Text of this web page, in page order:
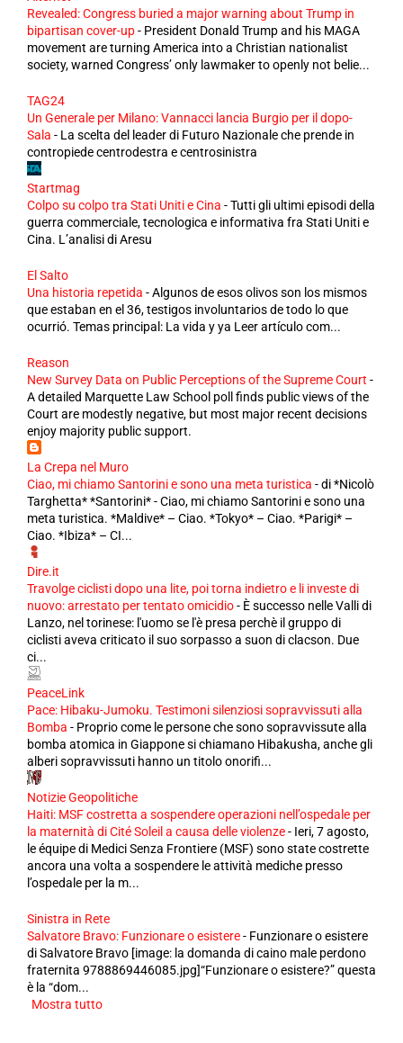
Revealed: Congress buried a major warning about Trump in
bipartisan cover-up- President Donald Trump and his MAGA
movement are turning America into a Christian nationalist
society, warned Congress’ only lawmaker to openly not belie...
TAG24
Un Generale per Milano: Vannacci lancia Burgio per il dopo-
Sala - La scelta del leader di Futuro Nazionale che prende in
contropiede centrodestra e centrosinistra
Startmag
Colpo su colpo tra Stati Uniti e Cina -Tutti gli ultimi episodi della
guerra commerciale, tecnologica e informativa fra Stati Uniti e
Cina. L’analisi di Aresu
El Salto
Una historia repetida -Algunos de esos olivos son los mismos
que estaban en el 36, testigos involuntarios de todo lo que
ocurrió. Temas principal: La vida y ya Leer artículo com...
Reason
New Survey Data on Public Perceptions of the Supreme Court -
A detailed Marquette Law School poll finds public views of the
Court are modestly negative, but most major recent decisions
enjoy majority public support.
La Crepa nel Muro
Ciao, mi chiamo Santorini e sono una meta turistica -di *Nicolò
Targhetta* *Santorini* - Ciao, mi chiamo Santorini e sono una
meta turistica. *Maldive* – Ciao. *Tokyo* – Ciao. *Parigi* –
Ciao. *Ibiza* – CI...
Dire.it
Travolge ciclisti dopo una lite, poi torna indietro e li investe di
nuovo: arrestato per tentato omicidio- È successo nelle Valli di
Lanzo, nel torinese: l'uomo se l'è presa perchè il gruppo di
ciclisti aveva criticato il suo sorpasso a suon di clacson. Due
ci...
PeaceLink
Pace: Hibaku-Jumoku. Testimoni silenziosi sopravvissuti alla
Bomba - Proprio come le persone che sono sopravvissute alla
bomba atomica in Giappone si chiamano Hibakusha, anche gli
alberi sopravvissuti hanno un titolo onorifi...
Notizie Geopolitiche
Haiti: MSF costretta a sospendere operazioni nell’ospedale per
la maternità di Cité Soleil a causa delle violenze- Ieri, 7 agosto,
le équipe di Medici Senza Frontiere (MSF) sono state costrette
ancora una volta a sospendere le attività mediche presso
l’ospedale per la m...
Sinistra in Rete
Salvatore Bravo: Funzionare o esistere- Funzionare o esistere
di Salvatore Bravo [image: la domanda di caino male perdono
fraternita 9788869446085.jpg]“Funzionare o esistere?” questa
è la “dom...
Mostra tutto